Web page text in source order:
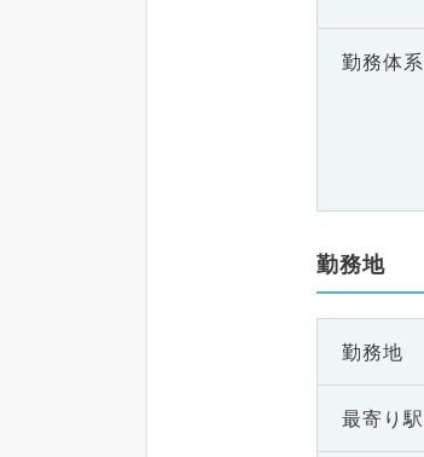
勤務体系
勤務地
勤務地
最寄り駅